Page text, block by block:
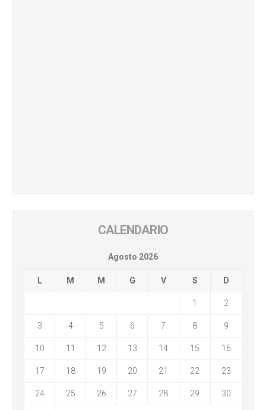
CALENDARIO
Agosto 2026
L M M G V S D
1 2
3 4 5 6 7 8 9
10 11 12 13 14 15 16
17 18 19 20 21 22 23
24 25 26 27 28 29 30